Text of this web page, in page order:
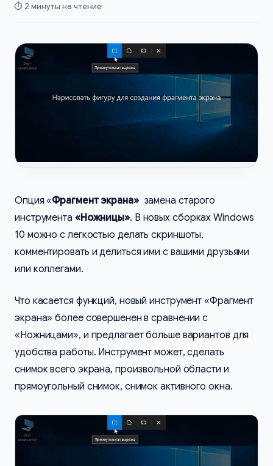
⏱️ 2 минуты на чтение
Опция «Фрагмент экрана»замена старого
инструмента «Ножницы». В новых сборках Windows
10 можно с легкостью делать скриншоты,
комментировать и делиться ими с вашими друзьями
или коллегами.
Что касается функций, новый инструмент «Фрагмент
экрана» более совершенен в сравнении с
«Ножницами», и предлагает больше вариантов для
удобства работы. Инструмент может, сделать
снимок всего экрана, произвольной области и
прямоугольный снимок, снимок активного окна.